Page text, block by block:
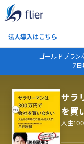
法人導入はこちら
ゴールドプラン
7日
サラ
を買
人生